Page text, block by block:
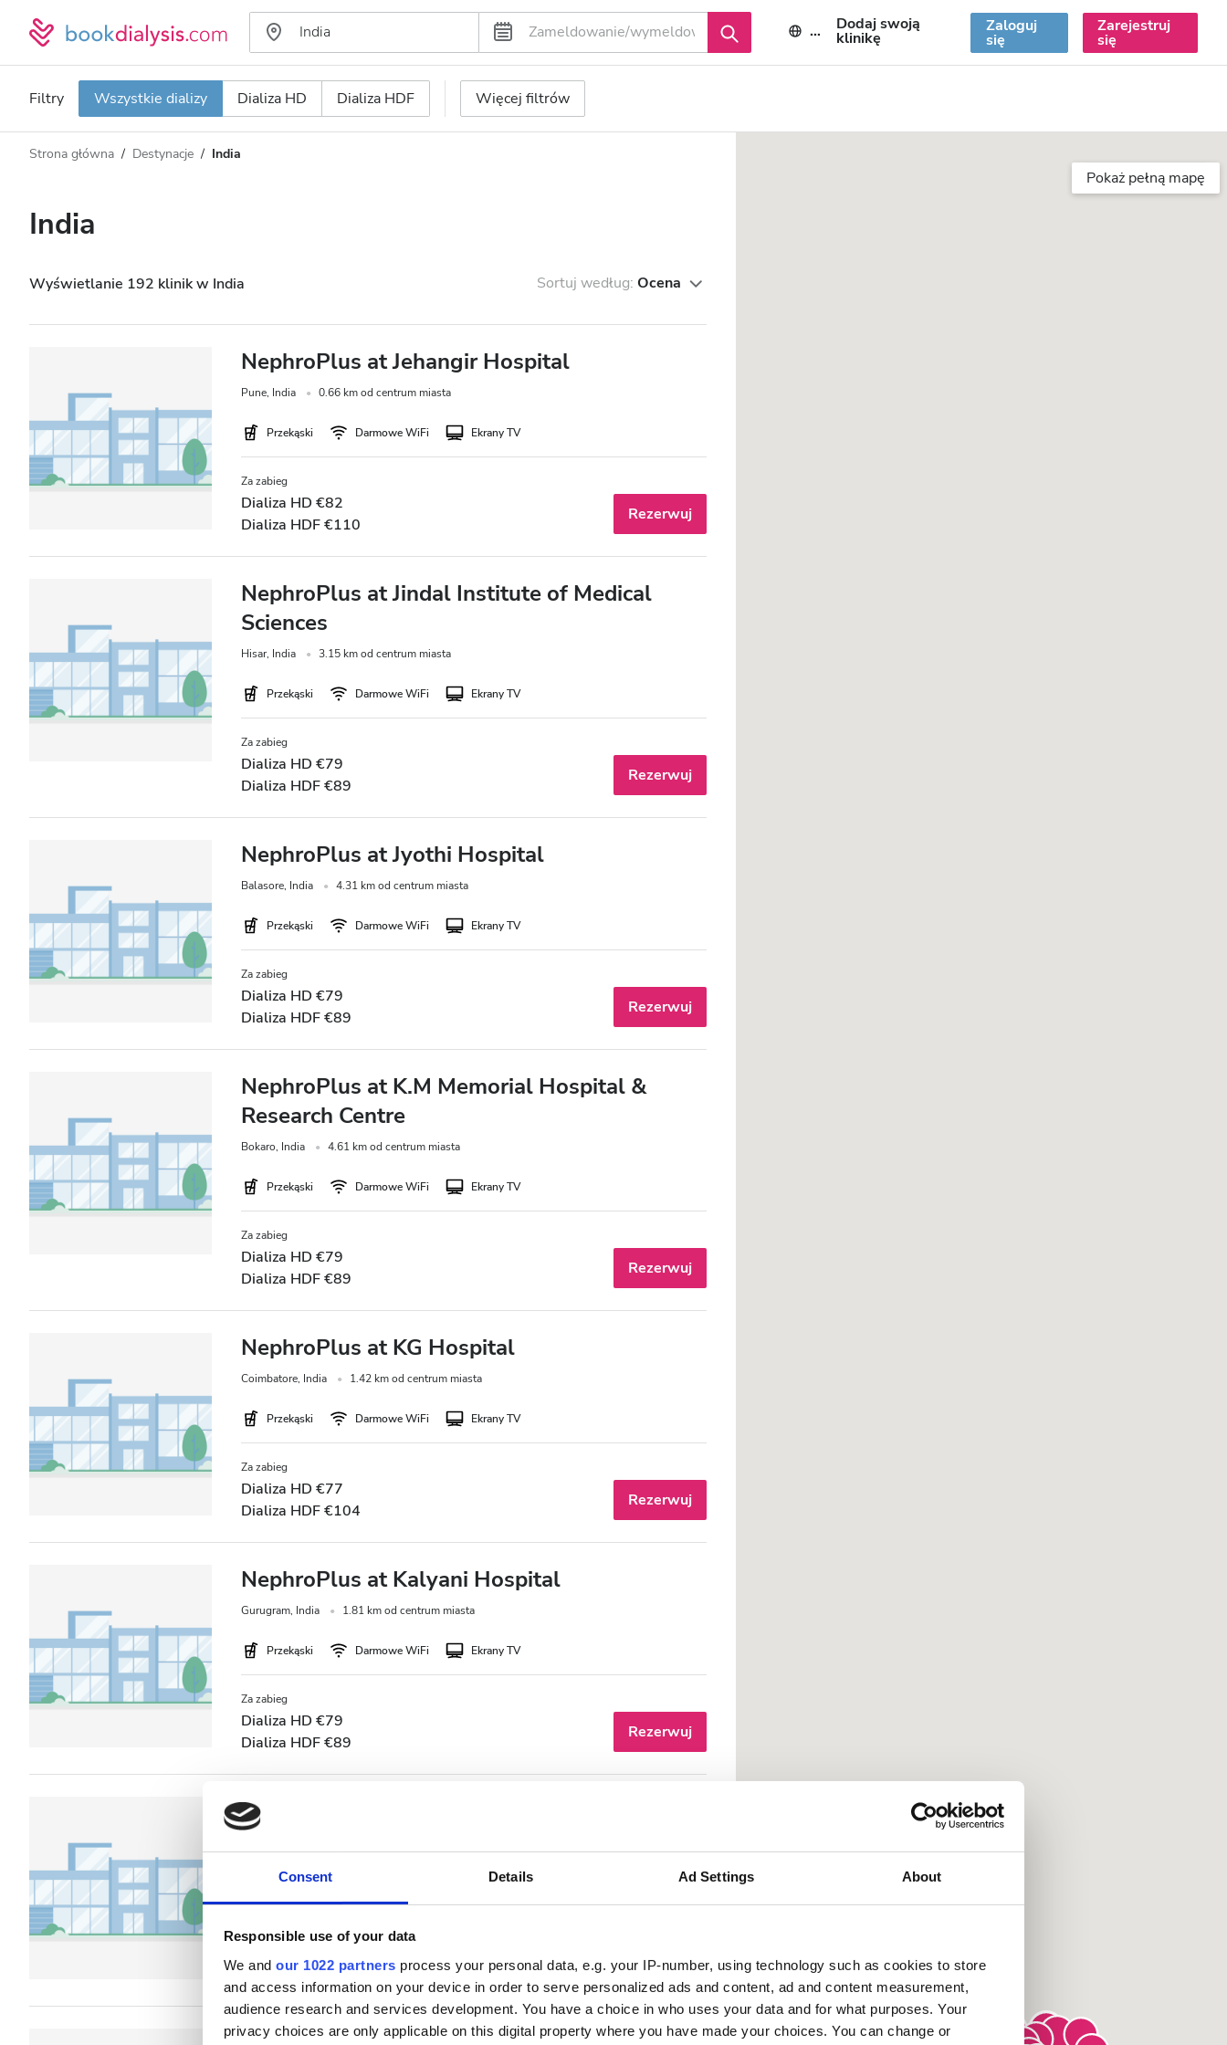
Consent Details Ad Settings About
Responsible use of your data
We and our 1022 partners process your personal data, e.g. your IP-number, using technology such as cookies to store
and access information on your device in order to serve personalized ads and content, ad and content measurement,
audience research and services development. You have a choice in who uses your data and for what purposes. Your
privacy choices are only applicable on this digital property where you have made your choices. You can change or
PL Dodaj swoją
klinikę
Zaloguj
się
Zarejestruj
się
Filtry Wszystkie dializy Dializa HD Dializa HDF Więcej filtrów
Typ dializy
Wszystkie dializy
Dializa HDF
Pacjentów z HIV
Pacjentów z wirusem zapalenia wątroby typu B
Pacjentów z wirusem zapalenia wątroby typu C
Przekąski
Darmowe WiFi
Ekrany TV
0 - 100 EUR
200 - 300 EUR
Rano
Popołudnie
Wieczór
Bardzo dobra
Doskonała
Odległość
Ocena
Cena
Strona główna Destynacje India
India
Wyświetlanie 192 klinik w India Sortuj według:Ocena
NephroPlus at Jehangir Hospital
Pune, India 0.66 km od centrum miasta
Przekąski Darmowe WiFi Ekrany TV
Za zabieg
Dializa HD €82
Dializa HDF €110
Rezerwuj
NephroPlus at Jindal Institute of Medical
Sciences
Hisar, India 3.15 km od centrum miasta
Przekąski Darmowe WiFi Ekrany TV
Za zabieg
Dializa HD €79
Dializa HDF €89
Rezerwuj
NephroPlus at Jyothi Hospital
Balasore, India 4.31 km od centrum miasta
Przekąski Darmowe WiFi Ekrany TV
Za zabieg
Dializa HD €79
Dializa HDF €89
Rezerwuj
NephroPlus at K.M Memorial Hospital &
Research Centre
Bokaro, India 4.61 km od centrum miasta
Przekąski Darmowe WiFi Ekrany TV
Za zabieg
Dializa HD €79
Dializa HDF €89
Rezerwuj
NephroPlus at KG Hospital
Coimbatore, India 1.42 km od centrum miasta
Przekąski Darmowe WiFi Ekrany TV
Za zabieg
Dializa HD €77
Dializa HDF €104
Rezerwuj
NephroPlus at Kalyani Hospital
Gurugram, India 1.81 km od centrum miasta
Przekąski Darmowe WiFi Ekrany TV
Za zabieg
Dializa HD €79
Dializa HDF €89
Rezerwuj
NephroPlus at Kamala Ray Hospital
Przekąski Ekrany TV
Za zabieg
Dializa HDF €89
Rezerwuj
Pokaż pełną mapę